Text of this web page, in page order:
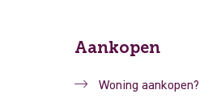
Aankopen
Woning aankopen?